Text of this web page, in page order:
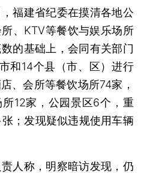
建省纪委在摸清各地公
、KTV等餐饮与娱乐场所
的基础上，会同有关部门
和14个县（市、区）进行
、会所等餐饮场所74家，
12家，公园景区6个，重
；发现疑似违规使用车辆
称，明察暗访发现，仍